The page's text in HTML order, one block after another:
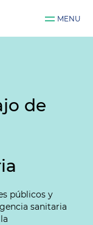
MENU
de
públicos y
sanitaria